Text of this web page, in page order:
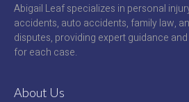
Abigail Leaf specializes in personal
accidents, auto accidents, family law,
disputes, providing expert guidance
for each case.
About Us